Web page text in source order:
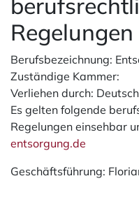
Regelungen
Berufsbezeichnung:
Zuständige Kammer:
Verliehen durch:
Es gelten folgende
Regelungen einsehbar
entsorgung.de
Geschäftsführung: